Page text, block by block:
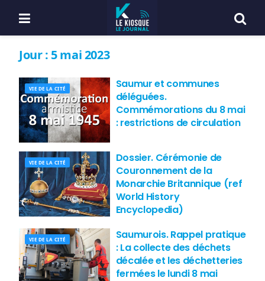
Jour : 5 mai 2023
VIE DE LA CITÉ
Saumur et communes
déléguées.
Commémorations du 8 mai
: restrictions de circulation
VIE DE LA CITÉ
Dossier. Cérémonie de
Couronnement de la
Monarchie Britannique (ref
World History
Encyclopedia)
VIE DE LA CITÉ
Saumurois. Rappel pratique
: La collecte des déchets
décalée et les déchetteries
fermées le lundi 8 mai